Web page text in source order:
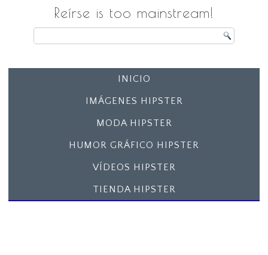
Reírse is too mainstream!
INICIO
IMÁGENES HIPSTER
MODA HIPSTER
HUMOR GRÁFICO HIPSTER
VÍDEOS HIPSTER
TIENDA HIPSTER